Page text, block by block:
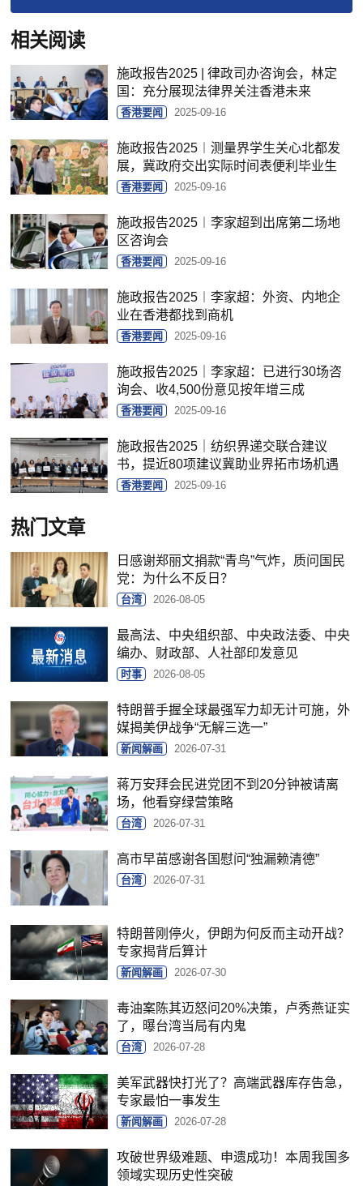
相关阅读
施政报告2025 | 律政司办咨询会，林定
国：充分展现法律界关注香港未来
香港要闻 2025-09-16
施政报告2025︱测量界学生关心北都发
展，冀政府交出实际时间表便利毕业生
香港要闻 2025-09-16
施政报告2025︱李家超到出席第二场地
区咨询会
香港要闻 2025-09-16
施政报告2025︱李家超：外资、内地企
业在香港都找到商机
香港要闻 2025-09-16
施政报告2025｜李家超：已进行30场咨
询会、收4,500份意见按年增三成
香港要闻 2025-09-16
施政报告2025｜纺织界递交联合建议
书，提近80项建议冀助业界拓市场机遇
香港要闻 2025-09-16
热门文章
日感谢郑丽文捐款“青鸟”气炸，质问国民
党：为什么不反日？
台湾 2026-08-05
最高法、中央组织部、中央政法委、中央
编办、财政部、人社部印发意见
时事 2026-08-05
特朗普手握全球最强军力却无计可施，外
媒揭美伊战争“无解三选一”
新闻解画 2026-07-31
蒋万安拜会民进党团不到20分钟被请离
场，他看穿绿营策略
台湾 2026-07-31
高市早苗感谢各国慰问“独漏赖清德”
台湾 2026-07-31
特朗普刚停火，伊朗为何反而主动开战？
专家揭背后算计
新闻解画 2026-07-30
毒油案陈其迈怒问20%决策，卢秀燕证实
了，曝台湾当局有内鬼
台湾 2026-07-28
美军武器快打光了？高端武器库存告急，
专家最怕一事发生
新闻解画 2026-07-28
攻破世界级难题、申遗成功！本周我国多
领域实现历史性突破